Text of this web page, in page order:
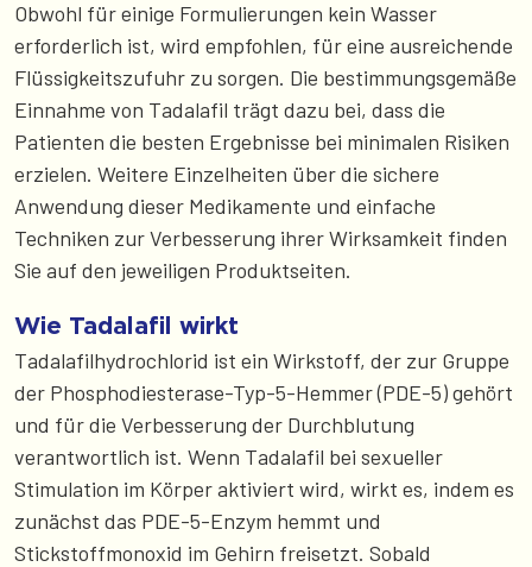
Obwohl für einige Formulierungen kein Wasser
erforderlich ist, wird empfohlen, für eine ausreichende
Flüssigkeitszufuhr zu sorgen. Die bestimmungsgemäße
Einnahme von Tadalafil trägt dazu bei, dass die
Patienten die besten Ergebnisse bei minimalen Risiken
erzielen. Weitere Einzelheiten über die sichere
Anwendung dieser Medikamente und einfache
Techniken zur Verbesserung ihrer Wirksamkeit finden
Sie auf den jeweiligen Produktseiten.
Wie Tadalafil wirkt
Tadalafilhydrochlorid ist ein Wirkstoff, der zur Gruppe
der Phosphodiesterase-Typ-5-Hemmer (PDE-5) gehört
und für die Verbesserung der Durchblutung
verantwortlich ist. Wenn Tadalafil bei sexueller
Stimulation im Körper aktiviert wird, wirkt es, indem es
zunächst das PDE-5-Enzym hemmt und
Stickstoffmonoxid im Gehirn freisetzt. Sobald